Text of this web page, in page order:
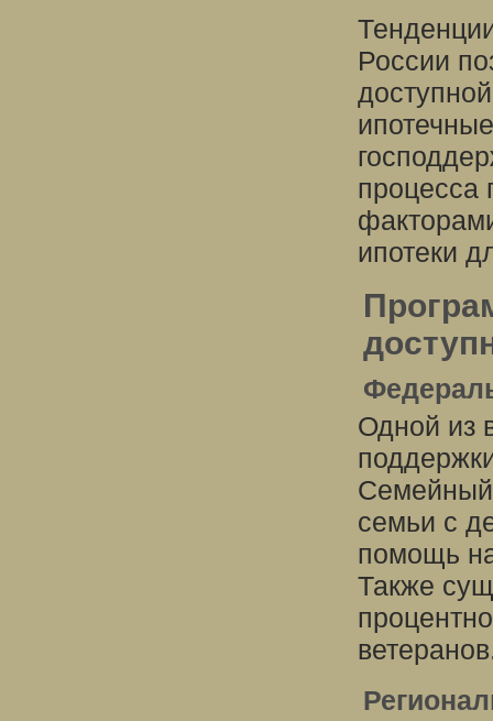
России
процесса
ипотеки
Одной из
Семейный
семьи с
помощь
Также